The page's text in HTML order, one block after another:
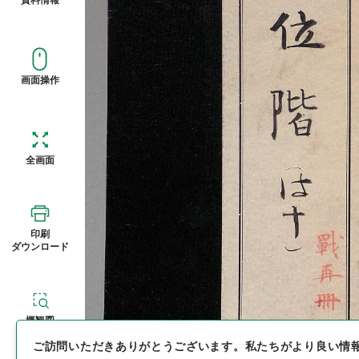
画面操作
全画面
印刷
ダウンロード
概観図
ご訪問いただきありがとうございます。 私たちがより良い情